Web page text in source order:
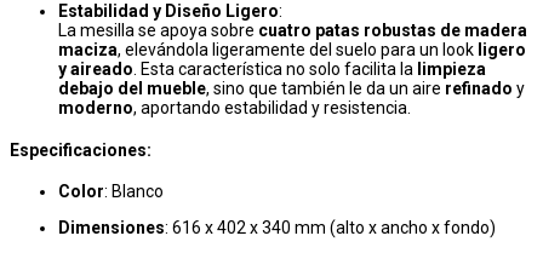
Estabilidad y Diseño Ligero:
La mesilla se apoya sobre cuatro patas robustas de madera
maciza, elevándola ligeramente del suelo para un look ligero
y aireado . Esta característica no solo facilita la limpieza
debajo del mueble, sino que también le da un aire refinado y
moderno, aportando estabilidad y resistencia.
Especificaciones:
Color: Blanco
Dimensiones: 616 x 402 x 340 mm (alto x ancho x fondo)